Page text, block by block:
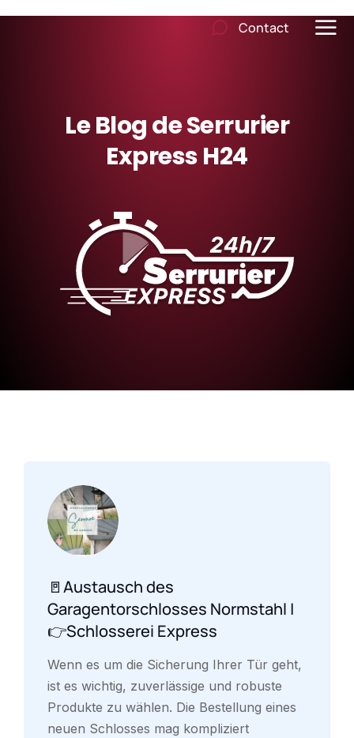
Contact
Le Blog de Serrurier
Express H24
🚪Austausch des
Garagentorschlosses Normstahl |
👉Schlosserei Express
Wenn es um die Sicherung Ihrer Tür geht,
ist es wichtig, zuverlässige und robuste
Produkte zu wählen. Die Bestellung eines
neuen Schlosses mag kompliziert